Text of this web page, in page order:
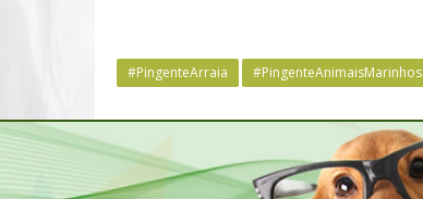
#PingenteArraia #PingenteAnimaisMarinhos